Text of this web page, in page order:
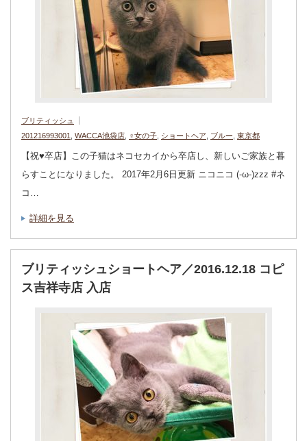
ブリティッシュ
201216993001
WACCA池袋店 ♀女の子 ショートヘア ブルー 東京都
【祝♥︎卒店】この子猫はネコセカイから卒店し、新しいご家族と暮
らすことになりました。 2017年2月6日更新 ニコニコ (-ω-)zzz #ネ
コ…
詳細を見る
ブリティッシュショートヘア／2016.12.18 コピ
ス吉祥寺店 入店